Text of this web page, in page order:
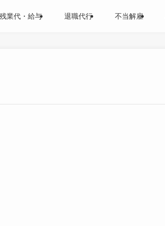
業代・給与 退職代行 不当解雇